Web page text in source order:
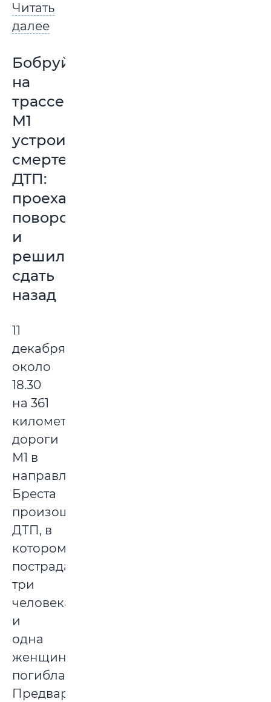
Читать
далее
Бобруйчанин
на
трассе
М1
устроил
смертельное
ДТП:
проехал
поворот
и
решил
сдать
назад
11
декабря
около
18.30
на 361
километре
дороги
М1 в
направлении
Бреста
произошло
ДТП, в
котором
пострадали
три
человека
и
одна
женщина
погибла.
Предварительно,